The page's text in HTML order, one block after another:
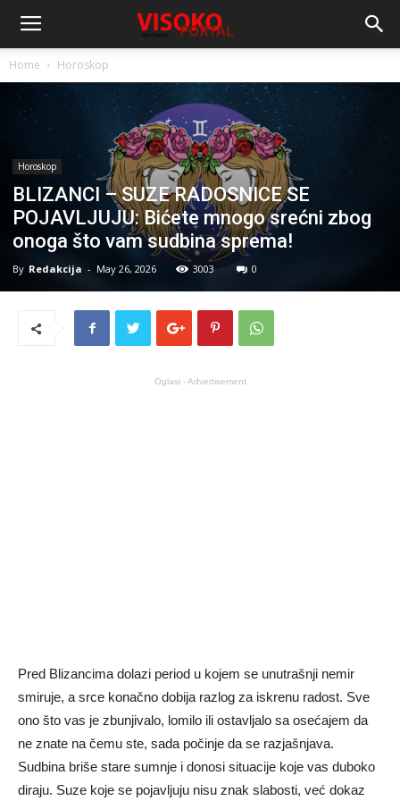
Home Horoskop
Horoskop
BLIZANCI – SUZE RADOSNICE SE
POJAVLJUJU: Bićete mnogo srećni zbog
onoga što vam sudbina sprema!
By Redakcija - May 26, 2026 3003 0
Oglasi - Advertisement
Pred Blizancima dolazi period u kojem se unutrašnji nemir
smiruje, a srce konačno dobija razlog za iskrenu radost. Sve
ono što vas je zbunjivalo, lomilo ili ostavljalo sa osećajem da
ne znate na čemu ste, sada počinje da se razjašnjava.
Sudbina briše stare sumnje i donosi situacije koje vas duboko
diraju. Suze koje se pojavljuju nisu znak slabosti, već dokaz